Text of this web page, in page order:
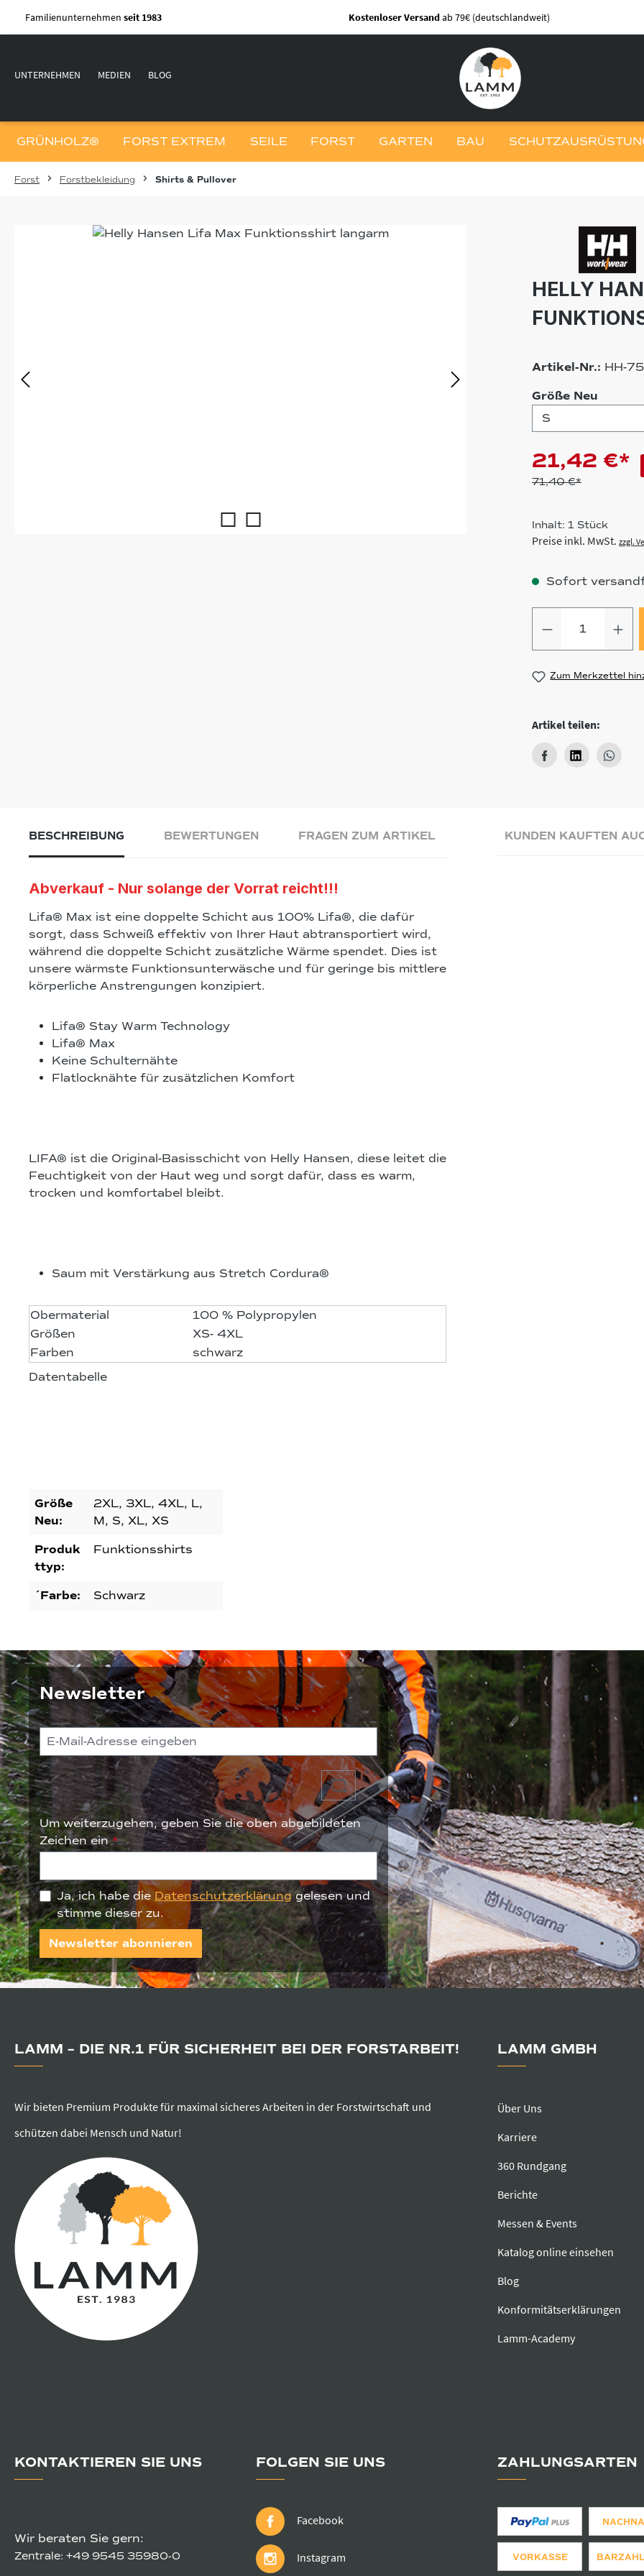
Hauptinhalt springen
Zur Suche springen
Zur Hauptnavigation springen
Familienunternehmen seit 1983 Kostenloser Versandab 79€ (deutschlandweit)
UNTERNEHMEN MEDIEN BLOG
GRÜNHOLZ® FORST EXTREM SEILE FORST GARTEN BAU
Forst Forstbekleidung Shirts & Pullover
Bildergalerie überspringen
HELLY
Artikel-Nr.: HH-
Größe Neu
21,42 €*
71,40 €*
Inhalt: 1 Stück
Preise inkl. MwSt. zzgl.
Sofort
Produkt
Zum Merkzettel
Artikel teilen:
BESCHREIBUNG BEWERTUNGEN FRAGEN ZUM ARTIKEL
Abverkauf - Nur solange der Vorrat reicht!!!
Lifa® Max ist eine doppelte Schicht aus 100% Lifa®, die dafür
sorgt, dass Schweiß effektiv von Ihrer Haut abtransportiert wird,
während die doppelte Schicht zusätzliche Wärme spendet. Dies ist
unsere wärmste Funktionsunterwäsche und für geringe bis mittlere
körperliche Anstrengungen konzipiert.
Lifa® Stay Warm Technology
Lifa® Max
Keine Schulternähte
Flatlocknähte für zusätzlichen Komfort
LIFA® ist die Original-Basisschicht von Helly Hansen, diese leitet die
Feuchtigkeit von der Haut weg und sorgt dafür, dass es warm,
trocken und komfortabel bleibt.
Saum mit Verstärkung aus Stretch Cordura®
Datentabelle
Obermaterial
100 % Polypropylen
Größen
XS- 4XL
Farben
schwarz
Größe
Neu:
2XL, 3XL, 4XL, L,
M, S, XL, XS
Produk
ttyp:
Funktionsshirts
´Farbe: Schwarz
KUNDEN KAUFTEN
Newsletter
Um weiterzugehen, geben Sie die oben abgebildeten
Zeichen ein*
Ja, ich habe dieDatenschutzerklärunggelesen und
stimme dieser zu.
Newsletter abonnieren
LAMM – DIE NR.1 FÜR SICHERHEIT BEI DER FORSTARBEIT!
Wir bieten Premium Produkte für maximal sicheres Arbeiten in der Forstwirtschaft und
schützen dabei Mensch und Natur!
LAMM GMBH
Über Uns
Karriere
360 Rundgang
Berichte
Messen & Events
Katalog online einsehen
Blog
Konformitätserklärungen
Lamm-Academy
KONTAKTIEREN SIE UNS
Wir beraten Sie gern:
Zentrale: +49 9545 35980-0
FOLGEN SIE UNS
Facebook
Instagram
ZAHLUNGSARTEN
VORKASSE